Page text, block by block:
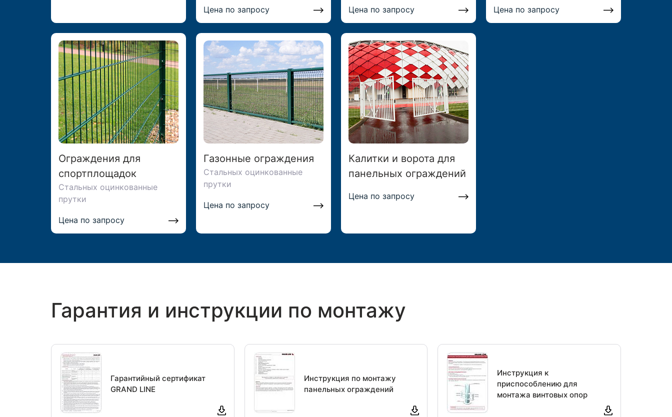
Цена по запросу Цена по запросу Цена по запросу
Ограждения для
спортплощадок
Стальных оцинкованные
прутки
Цена по запросу
Газонные ограждения
Стальных оцинкованные
прутки
Цена по запросу
Калитки и ворота для
панельных ограждений
Цена по запросу
Гарантия и инструкции по монтажу
Гарантийный сертификат
GRAND LINE
Инструкция по монтажу
панельных ограждений
Инструкция к
приспособлению для
монтажа винтовых опор